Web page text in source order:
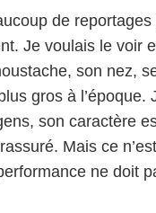
de
Je voulais le voir
son nez,
gros à l’époque.
son caractère
Mais ce
ne doit